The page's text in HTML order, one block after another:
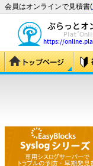
会員はオンラインで見積書(